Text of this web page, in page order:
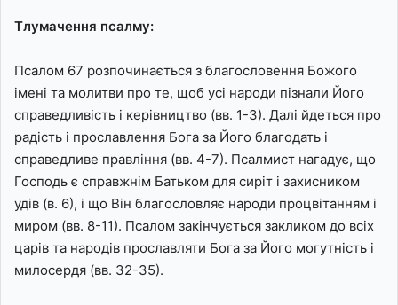
Тлумачення псалму:
Псалом 67 розпочинається з благословення Божого
імені та молитви про те, щоб усі народи пізнали Його
справедливість і керівництво (вв. 1-3). Далі йдеться про
радість і прославлення Бога за Його благодать і
справедливе правління (вв. 4-7). Псалмист нагадує, що
Господь є справжнім Батьком для сиріт і захисником
удів (в. 6), і що Він благословляє народи процвітанням і
миром (вв. 8-11). Псалом закінчується закликом до всіх
царів та народів прославляти Бога за Його могутність і
милосердя (вв. 32-35).